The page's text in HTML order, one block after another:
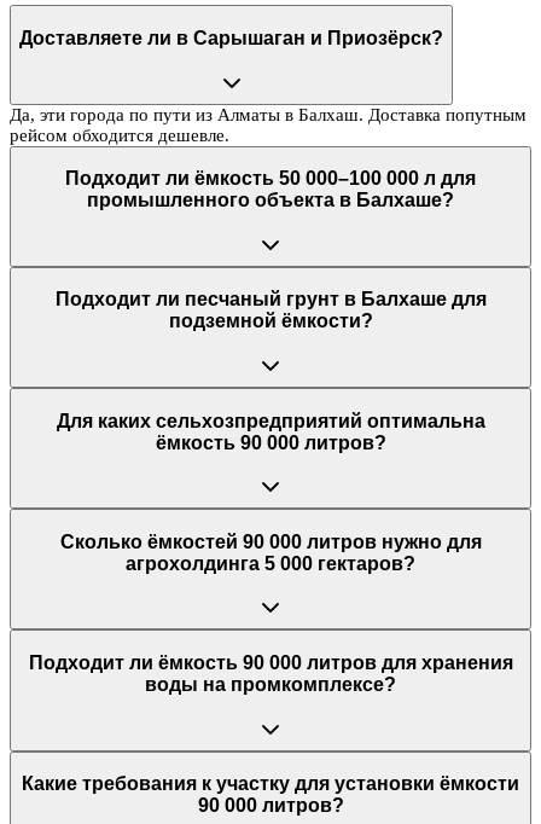
Доставляете ли в Сарышаган и Приозёрск?
Да, эти города по пути из Алматы в Балхаш. Доставка попутным
рейсом обходится дешевле.
Подходит ли ёмкость 50 000–100 000 л для
промышленного объекта в Балхаше?
Подходит ли песчаный грунт в Балхаше для
подземной ёмкости?
Для каких сельхозпредприятий оптимальна
ёмкость 90 000 литров?
Сколько ёмкостей 90 000 литров нужно для
агрохолдинга 5 000 гектаров?
Подходит ли ёмкость 90 000 литров для хранения
воды на промкомплексе?
Какие требования к участку для установки ёмкости
90 000 литров?